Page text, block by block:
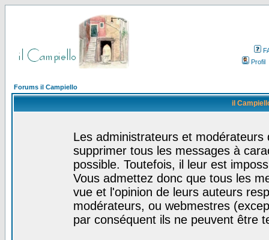
Profil
Forums il Campiello
il
Les administrateurs et
supprimer tous les messages à
possible. Toutefois, il leur est
Vous admettez donc que tous les
vue et l'opinion de leurs auteurs
modérateurs, ou webmestres
par conséquent ils ne peuvent être